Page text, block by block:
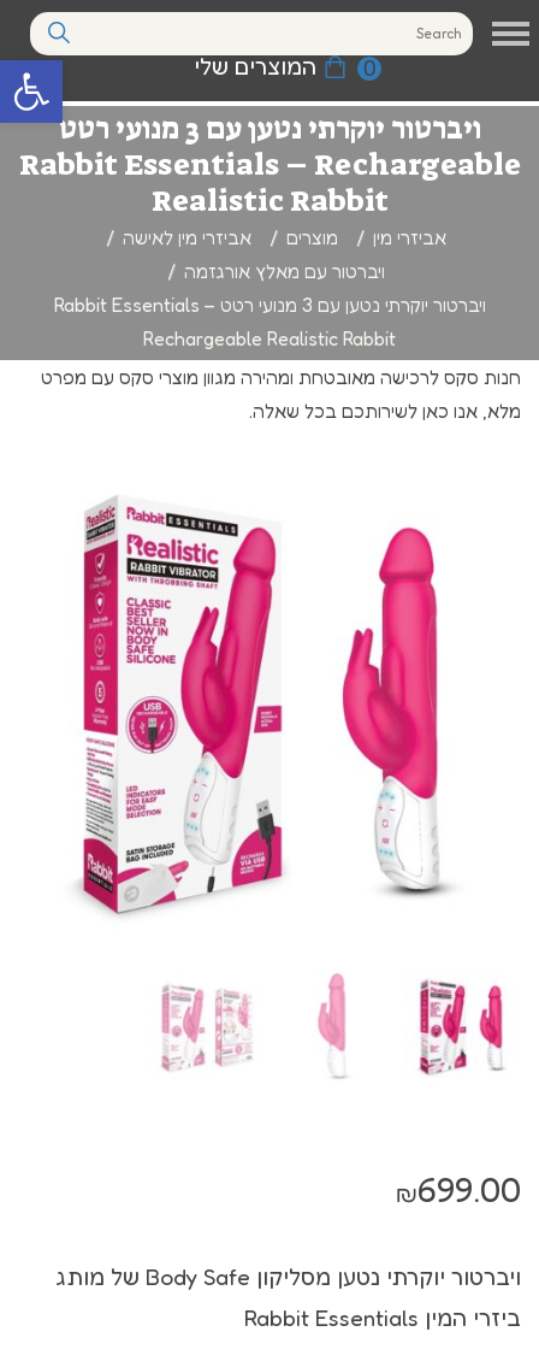
פתח סרגל 0 המוצרים שלי
ויברטור יוקרתי נטען עם 3 מנועי רטט
Rabbit Essentials – Rechargeable
Realistic Rabbit
אביזרי מין מוצרים
אביזרי מין לאישה
ויברטור עם מאלץ אורגזמה
ויברטור יוקרתי נטען עם 3 מנועי רטט Rabbit Essentials –
Rechargeable Realistic Rabbit
חנות סקס לרכישה מאובטחת ומהירה מגוון מוצרי סקס עם מפרט
מלא, אנו כאן לשירותכם בכל שאלה.
₪699.00
ויברטור יוקרתי נטען מסליקון Body Safe של מותג
ביזרי המין Rabbit Essentials